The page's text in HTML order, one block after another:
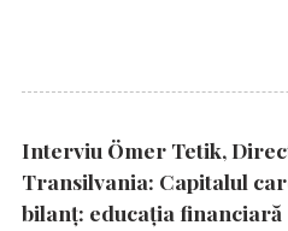
Interviu Ömer Tetik,
Transilvania: Capitalul
bilanț: educația financiară